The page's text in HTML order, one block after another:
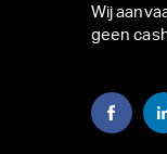
Wij
geen